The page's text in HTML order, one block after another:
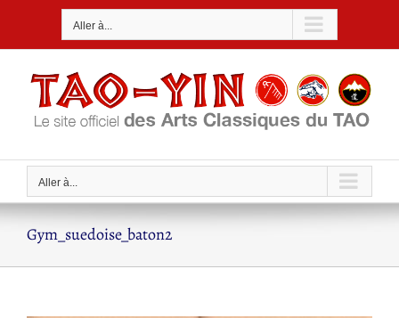
Aller à...
Aller à...
Gym_suedoise_baton2